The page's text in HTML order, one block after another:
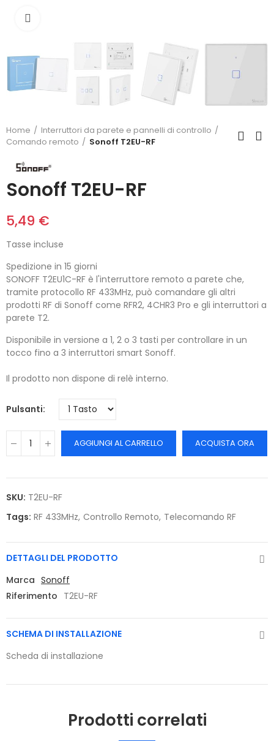
Home
Interruttori da parete e pannelli di controllo
Comando remoto
Sonoff T2EU-RF
Sonoff T2EU-RF
5,49 €
Tasse incluse
Spedizione in 15 giorni
SONOFF T2EU1C-RF è l'interruttore remoto a parete che,
tramite protocollo RF 433MHz, può comandare gli altri
prodotti RF di Sonoff come RFR2, 4CHR3 Pro e gli interruttori a
parete T2.
Disponibile in versione a 1, 2 o 3 tasti per controllare in un
tocco fino a 3 interruttori smart Sonoff.
Il prodotto non dispone di relè interno.
Pulsanti
AGGIUNGI AL CARRELLO ACQUISTA ORA
SKU: T2EU-RF
Tags: RF 433MHz Controllo Remoto Telecomando RF
DETTAGLI DEL PRODOTTO
Marca Sonoff
Riferimento T2EU-RF
SCHEMA DI INSTALLAZIONE
Scheda di installazione
Prodotti correlati